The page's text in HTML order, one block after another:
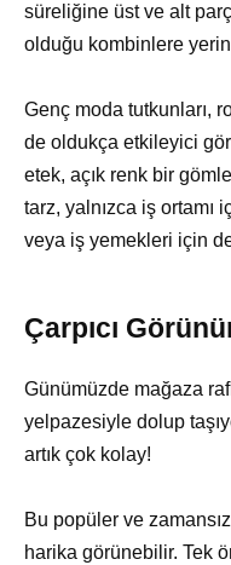
süreliğine üst ve alt
olduğu kombinlere yerini
Genç moda tutkunları,
de oldukça etkileyici
etek, açık renk bir
tarz, yalnızca iş ortamı
veya iş yemekleri için
Çarpıcı
Günümüzde mağaza
yelpazesiyle dolup
artık çok kolay!
Bu popüler ve
harika görünebilir. Tek